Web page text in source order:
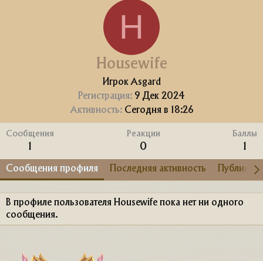
H
Housewife
Игрок Asgard
Регистрация
9 Дек 2024
Активность
Сегодня в 18:26
Сообщения
1
Реакции
0
Баллы
1
Сообщения профиля Последняя активность
В профиле пользователя Housewife пока нет ни одного
сообщения.